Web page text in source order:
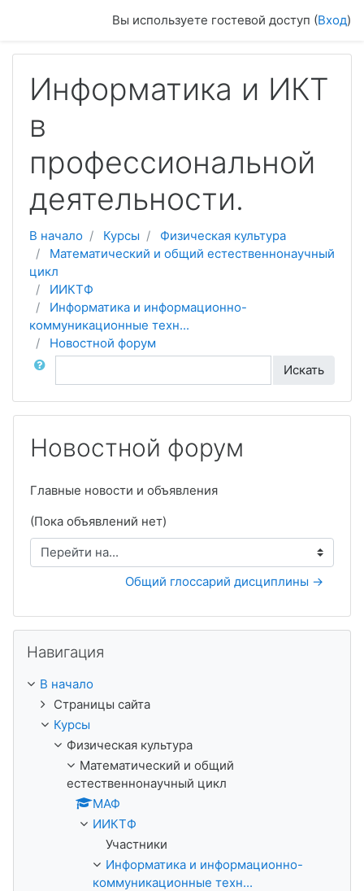
Вы используете гостевой доступ (Вход)
Информатика и ИКТ
в
профессиональной
деятельности.
В начало Курсы
Физическая культура
Математический и общий естественнонаучный
цикл
ИИКТФ
Информатика и информационно-
коммуникационные техн...
Новостной форум
Поиск по форумам
Искать
Новостной форум
Главные новости и объявления
(Пока объявлений нет)
Перейти на...
Общий глоссарий дисциплины →
Навигация
В начало
Страницы сайта
Курсы
Физическая культура
Математический и общий
естественнонаучный цикл
МАФ
ИИКТФ
Участники
Информатика и информационно-
коммуникационные техн...